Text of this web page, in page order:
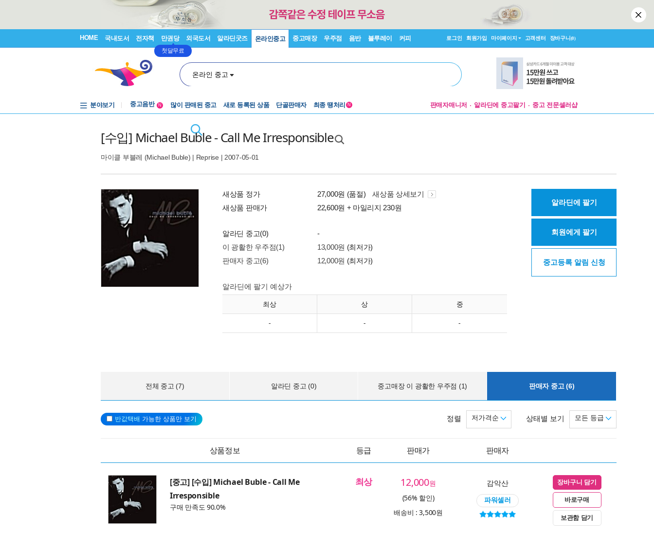
HOME 국내도서 전자책 만권당
첫달무료
외국도서 알라딘굿즈 온라인중고 중고매장 우주점 음반 블루레이 커피 로그인 회원가입 마이페이지 고객센터 장바구니(0)
온라인 중고
분야보기
1천원부터
N 많이 판매된 중고 새로 등록된 상품 단골판매자 최종 땡처리 N 판매자매니저 알라딘에 중고팔기 중고 전문셀러샵
[수입] Michael Buble - Call Me Irresponsible
마이클 부블레 (Michael Buble) | Reprise | 2007-05-01
새상품 정가 27,000원 (품절)
새상품 상세보기
새상품 판매가
22,600원 + 마일리지 230원
알라딘 중고(0)
-
이 광활한 우주점(1)
13,000원 (최저가)
판매자 중고(6)
12,000원 (최저가)
알라딘에 팔기 예상가
최상 상 중
- - -
알라딘에 팔기
회원에게 팔기
중고등록 알림 신청
전체 중고 (7) 알라딘 중고 (0) 중고매장 이 광활한 우주점 (1) 판매자 중고 (6)
반값택배 가능한 상품만 보기 상태별 보기 모든 등급
정렬 저가격순
상품정보 등급 판매가 판매자
[중고] [수입] Michael Buble - Call Me
Irresponsible
구매 만족도 90.0%
최상 12,000원
(56% 할인)
배송비 : 3,500원
감악산
파워셀러
장바구니 담기
바로구매
보관함 담기